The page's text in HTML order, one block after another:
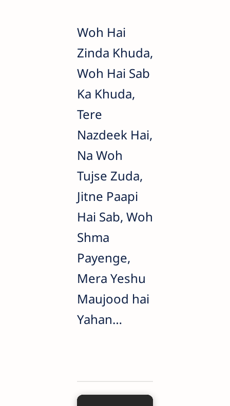
Woh Hai
Zinda Khuda,
Woh Hai Sab
Ka Khuda,
Tere
Nazdeek Hai,
Na Woh
Tujse Zuda,
Jitne Paapi
Hai Sab, Woh
Shma
Payenge,
Mera Yeshu
Maujood hai
Yahan…